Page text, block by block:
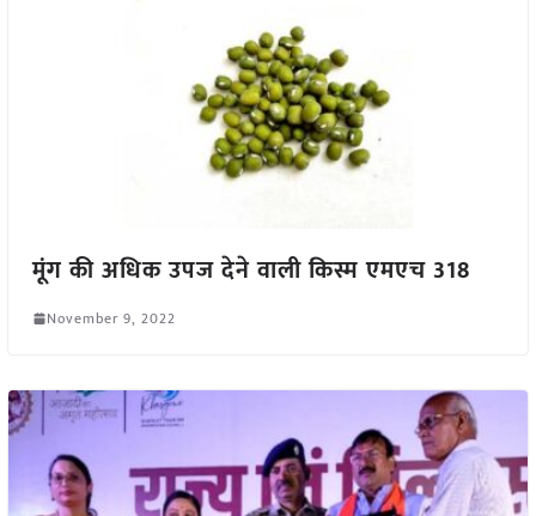
मूंग की अधिक उपज देने वाली किस्म एमएच 318
November 9, 2022